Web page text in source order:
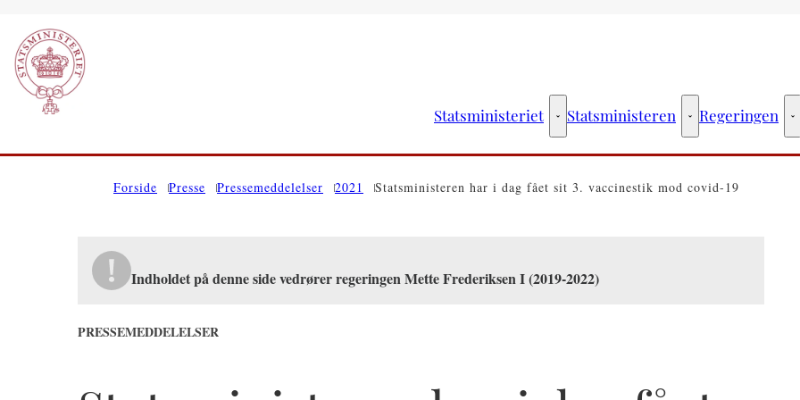
Statsministeriet Statsministeriet - Flere links
Statsministeren Statsministeren -
Regeringen
Forside Presse Pressemeddelelser 2021 Statsministeren har i dag fået sit 3. vaccinestik mod covid-19
Indholdet på denne side vedrører regeringen Mette Frederiksen I (2019-2022)
PRESSEMEDDELELSER